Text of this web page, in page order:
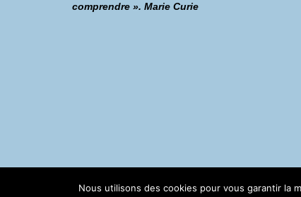
comprendre ». Marie Curie
©Catherine Montillot
Nous utilisons des cookies pour vous garantir la